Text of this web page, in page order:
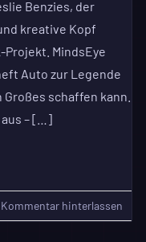
Benzies, der
kreative Kopf
Projekt. MindsEye
Auto zur Legende
schaffen kann.
– […]
Kommentar hinterlassen